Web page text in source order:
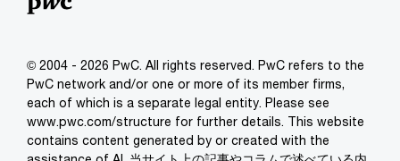
© 2004 - 2026 PwC. All rights reserved. PwC refers to the
PwC network and/or one or more of its member firms,
each of which is a separate legal entity. Please see
www.pwc.com/structure for further details. This website
contains content generated by or created with the